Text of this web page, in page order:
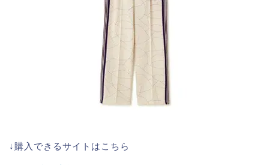
↓購入できるサイトはこちら